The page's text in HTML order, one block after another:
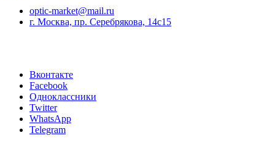
optic-market@mail.ru
г. Москва, пр. Серебрякова, 14с15
Вконтакте
Facebook
Одноклассники
Twitter
WhatsApp
Telegram